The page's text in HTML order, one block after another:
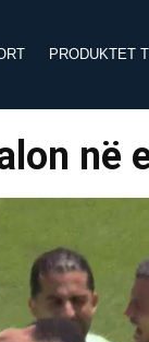
PRODUKTET
në